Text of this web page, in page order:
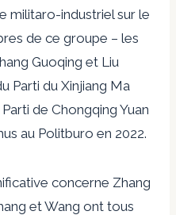
militaro-industriel sur le
de ce groupe – les
Guoqing et Liu
Parti du Xinjiang Ma
de Chongqing Yuan
au Politburo en 2022.
concerne Zhang
et Wang ont tous